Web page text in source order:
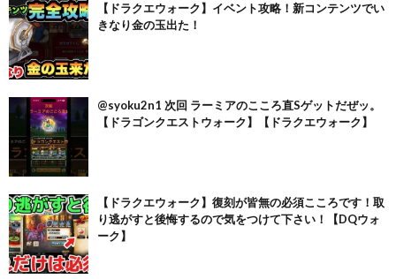
【ドラクエウォーク】イベント攻略！新コンテンツでい
きなり金の玉出た！
@syoku2n1 次回 ラーミアのこころ直Sゲットだぜッ。
【ドラゴンクエストウォーク】【ドラクエウォーク】
【ドラクエウォーク】復刻が皆無の必須こころです！取
り逃がすと後悔するので気をつけて下さい！【DQウォ
ーク】